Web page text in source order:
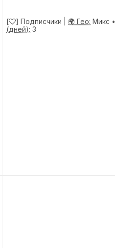
[ ] Подписчики | 🌍 Гео: Микс •
(дней): 3